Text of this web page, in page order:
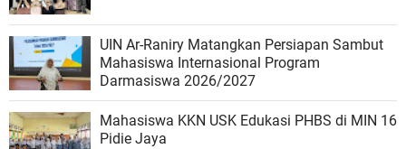
UIN Ar-Raniry Matangkan Persiapan Sambut
Mahasiswa Internasional Program
Darmasiswa 2026/2027
Mahasiswa KKN USK Edukasi PHBS di MIN 16
Pidie Jaya